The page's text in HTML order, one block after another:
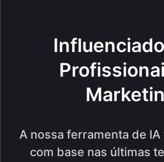
A nossa ferramenta de
com base nas últimas